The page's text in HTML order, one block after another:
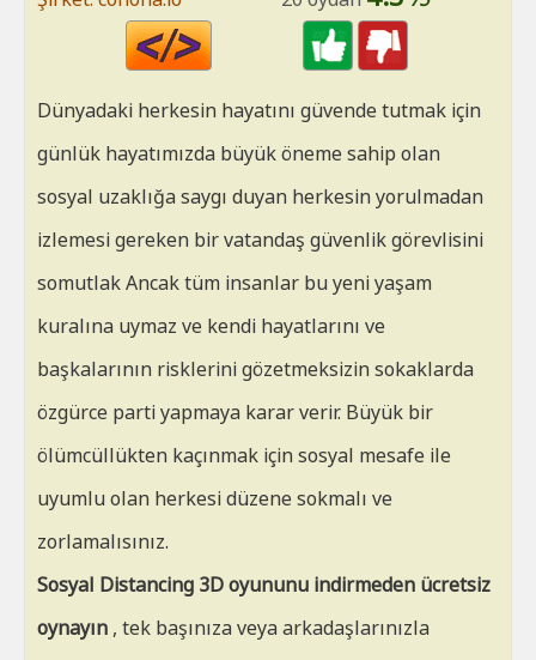
HTML
Dünyadaki herkesin hayatını güvende tutmak için
günlük hayatımızda büyük öneme sahip olan
sosyal uzaklığa saygı duyan herkesin yorulmadan
izlemesi gereken bir vatandaş güvenlik görevlisini
somutlak Ancak tüm insanlar bu yeni yaşam
kuralına uymaz ve kendi hayatlarını ve
başkalarının risklerini gözetmeksizin sokaklarda
özgürce parti yapmaya karar verir. Büyük bir
ölümcüllükten kaçınmak için sosyal mesafe ile
uyumlu olan herkesi düzene sokmalı ve
zorlamalısınız.
Sosyal Distancing 3D oyununu indirmeden ücretsiz
oynayın , tek başınıza veya arkadaşlarınızla